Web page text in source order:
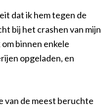
dat ik hem tegen de
bij het crashen van mijn
binnen enkele
opgeladen, en
van de meest beruchte